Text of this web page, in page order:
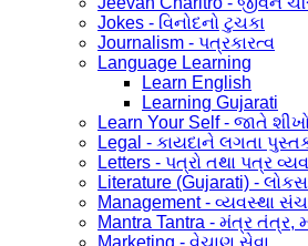
Jokes - વિનોદનો ટુચકા
Journalism - પત્રકારત્વ
Language Learning
Learn English
Learning Gujarati
Learn Your Self - જાતે
Legal - કાયદાને લગતા
Letters - પત્રો તથા પત્ર
Literature (Gujarati) -
Management - વ્યવસ્થા
Mantra Tantra - મંત્ર તંત્ર,
Marketing - વેચાણ સેવા